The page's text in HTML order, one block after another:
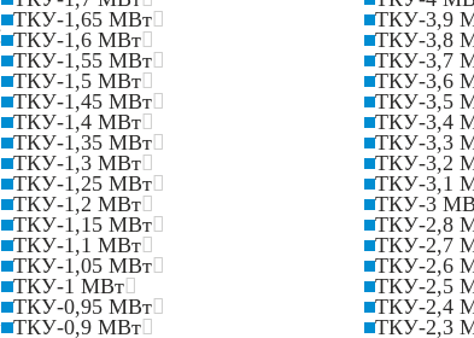
ТКУ-1,65 МВт
ТКУ-1,6 МВт
ТКУ-1,55 МВт
ТКУ-1,5 МВт
ТКУ-1,45 МВт
ТКУ-1,4 МВт
ТКУ-1,35 МВт
ТКУ-1,3 МВт
ТКУ-1,25 МВт
ТКУ-1,2 МВт
ТКУ-1,15 МВт
ТКУ-1,1 МВт
ТКУ-1,05 МВт
ТКУ-1 МВт
ТКУ-0,95 МВт
ТКУ-0,9 МВт
ТКУ-3,9
ТКУ-3,8
ТКУ-3,7
ТКУ-3,6
ТКУ-3,5
ТКУ-3,4
ТКУ-3,3
ТКУ-3,2
ТКУ-3,1
ТКУ-3
ТКУ-2,8
ТКУ-2,7
ТКУ-2,6
ТКУ-2,5
ТКУ-2,4
ТКУ-2,3